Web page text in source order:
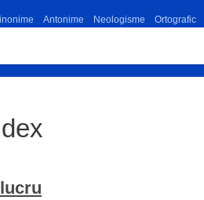
Antonime Neologisme Ortografic
lucru